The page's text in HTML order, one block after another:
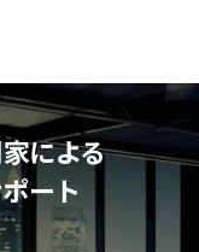
による
ート